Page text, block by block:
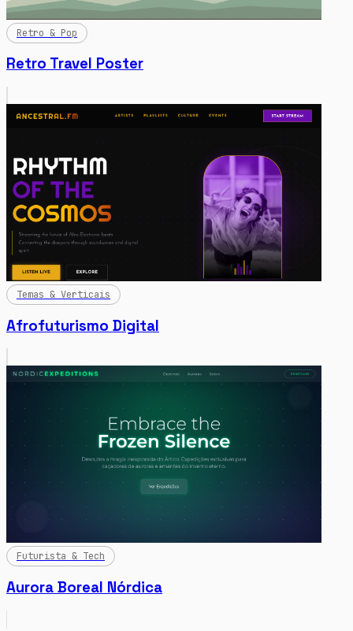
Retro & Pop
Retro Travel Poster
Temas & Verticais
Afrofuturismo Digital
Futurista & Tech
Aurora Boreal Nórdica